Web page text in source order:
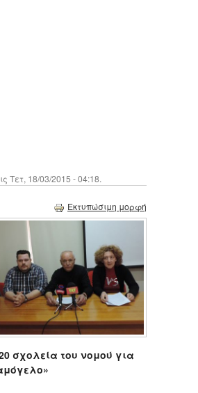
Τετ, 18/03/2015 - 04:18.
Εκτυπώσιμη μορφή
σχολεία του νομού για